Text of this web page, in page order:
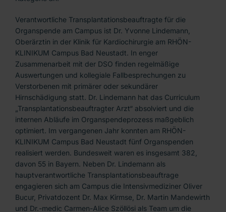
Verantwortliche Transplantationsbeauftragte für die
Organspende am Campus ist Dr. Yvonne Lindemann,
Oberärztin in der Klinik für Kardiochirurgie am RHÖN-
KLINIKUM Campus Bad Neustadt. In enger
Zusammenarbeit mit der DSO finden regelmäßige
Auswertungen und kollegiale Fallbesprechungen zu
Verstorbenen mit primärer oder sekundärer
Hirnschädigung statt. Dr. Lindemann hat das Curriculum
„Transplantationsbeauftragter Arzt“ absolviert und die
internen Abläufe im Organspendeprozess maßgeblich
optimiert. Im vergangenen Jahr konnten am RHÖN-
KLINIKUM Campus Bad Neustadt fünf Organspenden
realisiert werden. Bundesweit waren es insgesamt 382,
davon 55 in Bayern. Neben Dr. Lindemann als
hauptverantwortliche Transplantationsbeauftrage
engagieren sich am Campus die Intensivmediziner Oliver
Bucur, Privatdozent Dr. Max Kirmse, Dr. Martin Mandewirth
und Dr.-medic Carmen-Alice Szöllösi als Team um die